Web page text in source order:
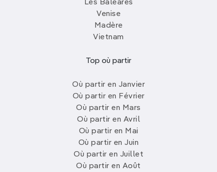
Les Baléares
Venise
Madère
Vietnam
Top où partir
Où partir en Janvier
Où partir en Février
Où partir en Mars
Où partir en Avril
Où partir en Mai
Où partir en Juin
Où partir en Juillet
Où partir en Août